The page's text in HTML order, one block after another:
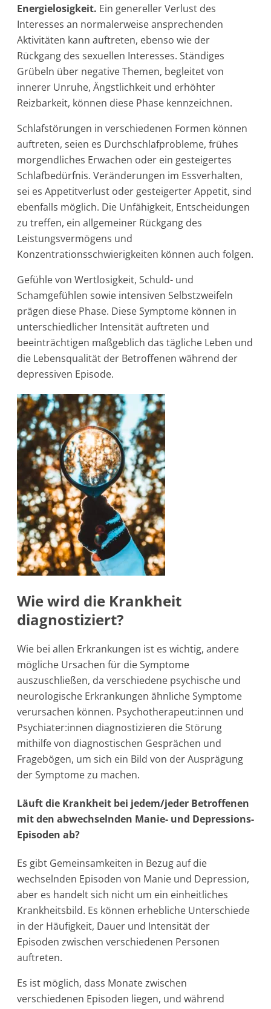
Energielosigkeit. Ein genereller Verlust des
Interesses an normalerweise ansprechenden
Aktivitäten kann auftreten, ebenso wie der
Rückgang des sexuellen Interesses. Ständiges
Grübeln über negative Themen, begleitet von
innerer Unruhe, Ängstlichkeit und erhöhter
Reizbarkeit, können diese Phase kennzeichnen.
Schlafstörungen in verschiedenen Formen können
auftreten, seien es Durchschlafprobleme, frühes
morgendliches Erwachen oder ein gesteigertes
Schlafbedürfnis. Veränderungen im Essverhalten,
sei es Appetitverlust oder gesteigerter Appetit, sind
ebenfalls möglich. Die Unfähigkeit, Entscheidungen
zu treffen, ein allgemeiner Rückgang des
Leistungsvermögens und
Konzentrationsschwierigkeiten können auch folgen.
Gefühle von Wertlosigkeit, Schuld- und
Schamgefühlen sowie intensiven Selbstzweifeln
prägen diese Phase. Diese Symptome können in
unterschiedlicher Intensität auftreten und
beeinträchtigen maßgeblich das tägliche Leben und
die Lebensqualität der Betroffenen während der
depressiven Episode.
Wie wird die Krankheit
diagnostiziert?
Wie bei allen Erkrankungen ist es wichtig, andere
mögliche Ursachen für die Symptome
auszuschließen, da verschiedene psychische und
neurologische Erkrankungen ähnliche Symptome
verursachen können. Psychotherapeut:innen und
Psychiater:innen diagnostizieren die Störung
mithilfe von diagnostischen Gesprächen und
Fragebögen, um sich ein Bild von der Ausprägung
der Symptome zu machen.
Läuft die Krankheit bei jedem/jeder Betroffenen
mit den abwechselnden Manie- und Depressions-
Episoden ab?
Es gibt Gemeinsamkeiten in Bezug auf die
wechselnden Episoden von Manie und Depression,
aber es handelt sich nicht um ein einheitliches
Krankheitsbild. Es können erhebliche Unterschiede
in der Häufigkeit, Dauer und Intensität der
Episoden zwischen verschiedenen Personen
auftreten.
Es ist möglich, dass Monate zwischen
verschiedenen Episoden liegen, und während